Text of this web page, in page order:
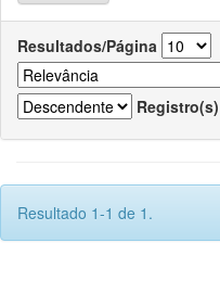
Resultados/Página
Registro(s)
Resultado 1-1 de 1.